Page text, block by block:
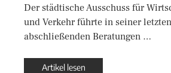
Der städtische Ausschuss für
und Verkehr führte in seiner
abschließenden Beratungen …
Artikel lesen